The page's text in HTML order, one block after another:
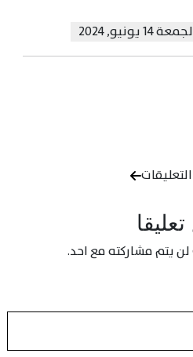
14 يونيو, 2024
لن يتم مشاركته مع احد.